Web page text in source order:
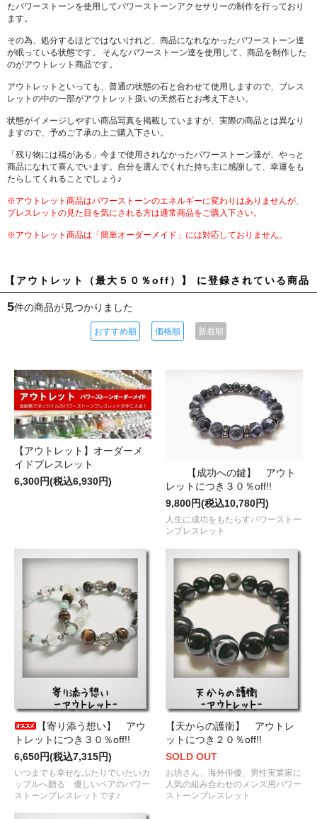
たパワーストーンを使用してパワーストーンアクセサリーの制作を行っており
ます。
その為、処分するほどではないけれど、商品になれなかったパワーストーン達
が眠っている状態です。 そんなパワーストーン達を使用して、商品を制作した
のがアウトレット商品です。
アウトレットといっても、普通の状態の石と合わせて使用しますので、ブレス
レットの中の一部がアウトレット扱いの天然石とお考え下さい。
状態がイメージしやすい商品写真を掲載していますが、実際の商品とは異なり
ますので、予めご了承の上ご購入下さい。
「残り物には福がある」今まで使用されなかったパワーストーン達が、やっと
商品になれて喜んでいます。自分を選んでくれた持ち主に感謝して、幸運をも
たらしてくれることでしょう♪
※アウトレット商品はパワーストーンのエネルギーに変わりはありませんが、
ブレスレットの見た目を気にされる方は通常商品をご購入下さい。
※アウトレット商品は「簡単オーダーメイド」には対応しておりません。
【アウトレット（最大５０％off）】 に登録されている商品
5件の商品が見つかりました
おすすめ順 価格順 新着順
【アウトレット】オーダーメ
イドブレスレット
6,300円(税込6,930円)
【成功への鍵】 アウト
レットにつき３０％off!!
9,800円(税込10,780円)
人生に成功をもたらすパワーストー
ンブレスレット
【寄り添う想い】 アウ
トレットにつき３０％off!!
6,650円(税込7,315円)
いつまでも幸せなふたりでいたいカ
ップルへ贈る 優しいペアのパワー
ストーンブレスレットです♪
【天からの護衛】 アウトレ
ットにつき２０％off!!
SOLD OUT
お坊さん、海外俳優、男性実業家に
人気の組み合わせのメンズ用パワー
ストーンブレスレット